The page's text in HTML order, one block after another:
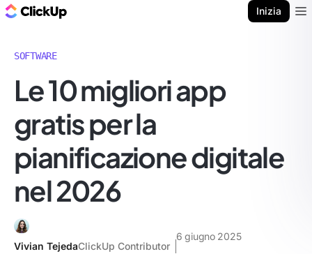
Inizia
SOFTWARE
Le 10 migliori app
gratis per la
pianificazione digitale
nel 2026
Vivian TejedaClickUp Contributor
6 giugno 2025